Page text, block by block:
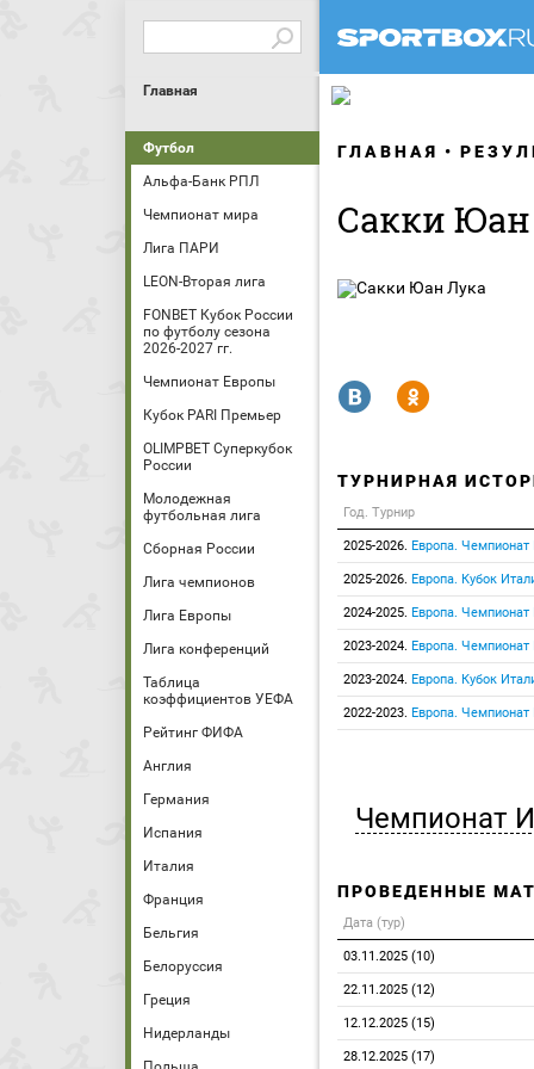
Главная
Футбол
Альфа-Банк РПЛ
Чемпионат мира
Лига ПАРИ
LEON-Вторая лига
FONBET Кубок России
по футболу сезона
2026-2027 гг.
Чемпионат Европы
Кубок PARI Премьер
OLIMPBET Суперкубок
России
Молодежная
футбольная лига
Сборная России
Лига чемпионов
Лига Европы
Лига конференций
Таблица
коэффициентов УЕФА
Рейтинг ФИФА
Англия
Германия
Испания
Италия
Франция
Бельгия
Белоруссия
Греция
Нидерланды
ГЛАВНАЯ
Сакки
R Y
ТУРНИРНАЯ
Год. Турнир
2025-2026. Европа. Чемпионат
2025-2026. Европа. Кубок
2024-2025. Европа. Чемпионат
2023-2024. Европа. Чемпионат
2023-2024. Европа. Кубок
2022-2023. Европа. Чемпионат
Чемпионат
ПРОВЕДЕННЫЕ
Дата (тур)
03.11.2025 (10)
22.11.2025 (12)
12.12.2025 (15)
28.12.2025 (17)